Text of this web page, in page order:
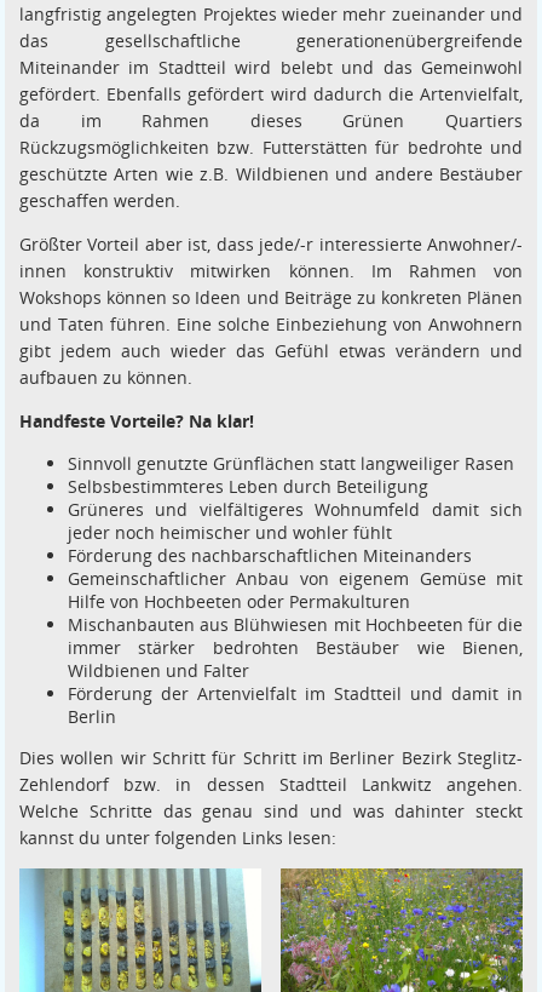
langfristig angelegten Projektes wieder mehr zueinander und
das gesellschaftliche generationenübergreifende
Miteinander im Stadtteil wird belebt und das Gemeinwohl
gefördert. Ebenfalls gefördert wird dadurch die Artenvielfalt,
da im Rahmen dieses Grünen Quartiers
Rückzugsmöglichkeiten bzw. Futterstätten für bedrohte und
geschützte Arten wie z.B. Wildbienen und andere Bestäuber
geschaffen werden.
Größter Vorteil aber ist, dass jede/-r interessierte Anwohner/-
innen konstruktiv mitwirken können. Im Rahmen von
Wokshops können so Ideen und Beiträge zu konkreten Plänen
und Taten führen. Eine solche Einbeziehung von Anwohnern
gibt jedem auch wieder das Gefühl etwas verändern und
aufbauen zu können.
Handfeste Vorteile? Na klar!
Sinnvoll genutzte Grünflächen statt langweiliger Rasen
Selbsbestimmteres Leben durch Beteiligung
Grüneres und vielfältigeres Wohnumfeld damit sich
jeder noch heimischer und wohler fühlt
Förderung des nachbarschaftlichen Miteinanders
Gemeinschaftlicher Anbau von eigenem Gemüse mit
Hilfe von Hochbeeten oder Permakulturen
Mischanbauten aus Blühwiesen mit Hochbeeten für die
immer stärker bedrohten Bestäuber wie Bienen,
Wildbienen und Falter
Förderung der Artenvielfalt im Stadtteil und damit in
Berlin
Dies wollen wir Schritt für Schritt im Berliner Bezirk Steglitz-
Zehlendorf bzw. in dessen Stadtteil Lankwitz angehen.
Welche Schritte das genau sind und was dahinter steckt
kannst du unter folgenden Links lesen: